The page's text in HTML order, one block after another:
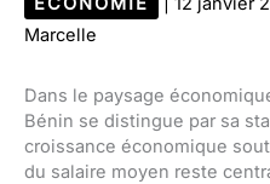
Marcelle
Dans le paysage
Bénin se distingue par sa
croissance économique
du salaire moyen reste